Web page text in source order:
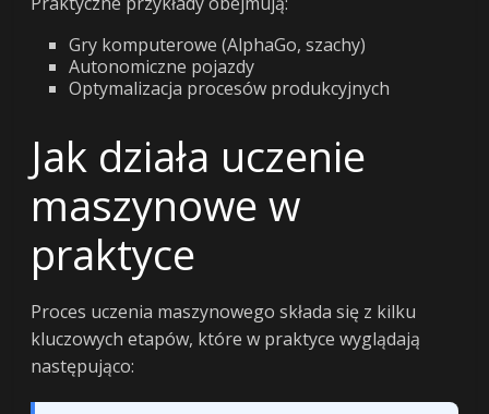
Gry komputerowe (AlphaGo, szachy)
Autonomiczne pojazdy
Optymalizacja procesów produkcyjnych
Jak działa uczenie
maszynowe w
praktyce
Proces uczenia maszynowego składa się z kilku
kluczowych etapów, które w praktyce wyglądają
następująco: